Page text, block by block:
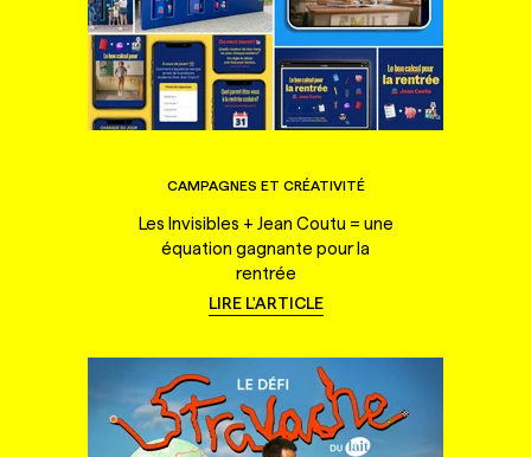
CAMPAGNES ET CRÉATIVITÉ
Les Invisibles + Jean Coutu = une
équation gagnante pour la
rentrée
LIRE L'ARTICLE